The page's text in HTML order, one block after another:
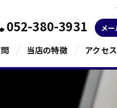
052-380-3931 メ
当店の特徴 アクセス